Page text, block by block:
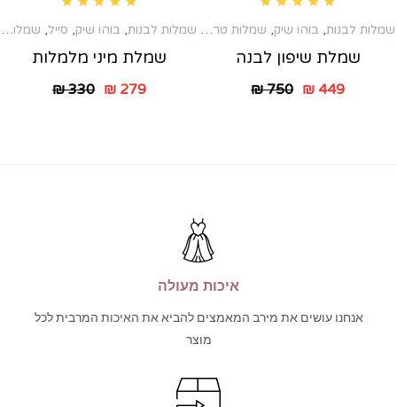
שמלות לבנות, בוהו שיק, שמלות טראש ,שמלות כלה שניה ,שמלות לברית
שמלת שיפון לבנה
₪750 ₪449
שמלות לבנות, בוהו שיק, סייל, שמלות טראש
שמלת מיני מלמלות
₪330 ₪279
איכות מעולה
אנחנו עושים את מירב המאמצים להביא את האיכות המרבית לכל
מוצר